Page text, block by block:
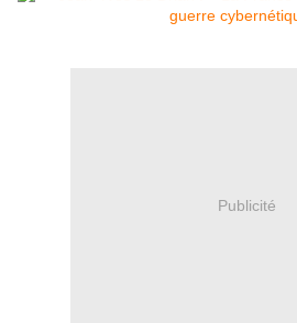
Publicité